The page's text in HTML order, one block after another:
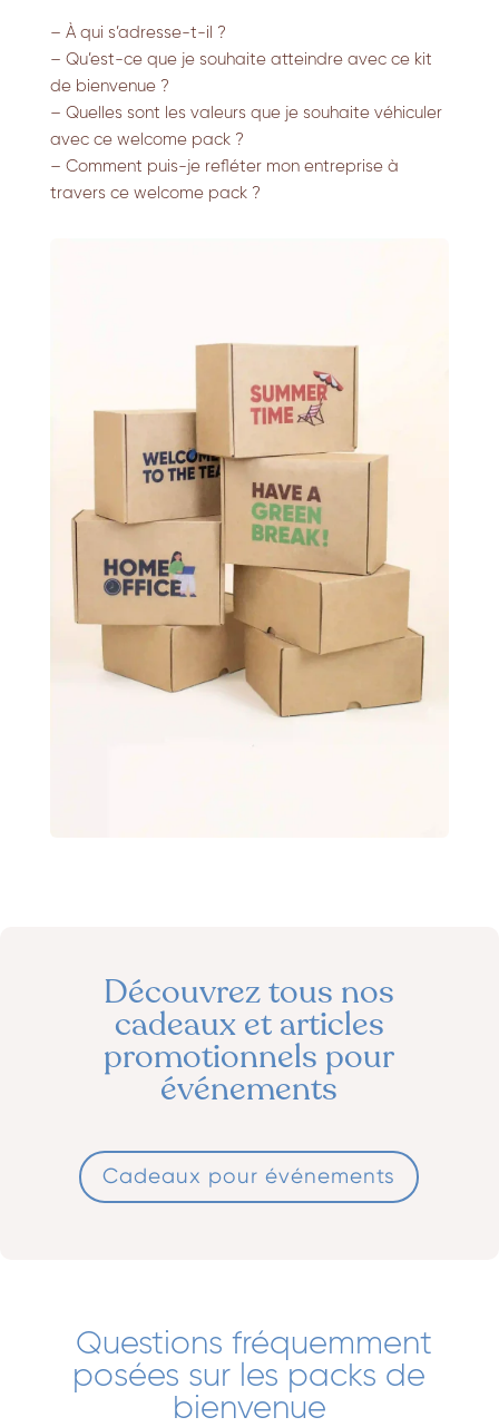
– À qui s’adresse-t-il ?
– Qu’est-ce que je souhaite atteindre avec ce kit
de bienvenue ?
– Quelles sont les valeurs que je souhaite véhiculer
avec ce welcome pack ?
– Comment puis-je refléter mon entreprise à
travers ce welcome pack ?
Découvrez tous nos
cadeaux et articles
promotionnels pour
événements
Cadeaux pour événements
Questions fréquemment
posées sur les packs de
bienvenue